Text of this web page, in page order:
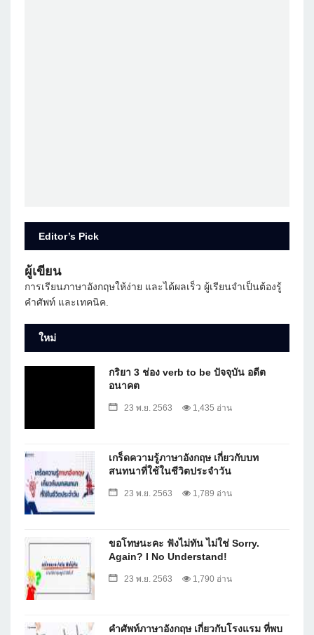
Editor’s Pick
ผู้เขียน
การเรียนภาษาอังกฤษให้ง่าย และได้ผลเร็ว ผู้เรียนจำเป็นต้องรู้
คำศัพท์ และเทคนิค.
ใหม่
กริยา 3 ช่อง verb to be ปัจจุบัน อดีต
อนาคต
23 พ.ย. 2563 1,435 อ่าน
เกร็ดความรู้ภาษาอังกฤษ เกี่ยวกับบท
สนทนาที่ใช้ในชีวิตประจำวัน
23 พ.ย. 2563 1,789 อ่าน
ขอโทษนะคะ ฟังไม่ทัน ไม่ใช่ Sorry.
Again? I No Understand!
23 พ.ย. 2563 1,790 อ่าน
คำศัพท์ภาษาอังกฤษ เกี่ยวกับโรงแรม ที่พบ